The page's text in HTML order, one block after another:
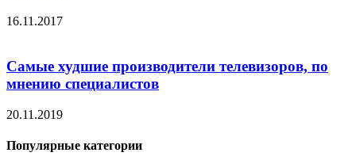
16.11.2017
Самые худшие производители телевизоров, по
мнению специалистов
20.11.2019
Популярные категории